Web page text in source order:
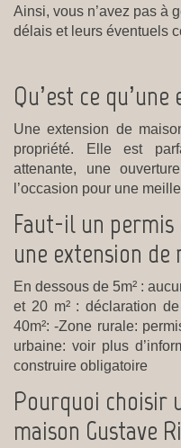
Ainsi, vous n’avez pas à
délais et leurs éventuels
Qu’est ce
Une extension de
propriété. Elle est
attenante, une
l’occasion pour une
Faut-il un
une extension de
En dessous de 5m² :
et 20 m² : déclaration
40m²: -Zone rurale:
urbaine: voir plus
construire obligatoire
Pourquoi choisir
maison Gustave